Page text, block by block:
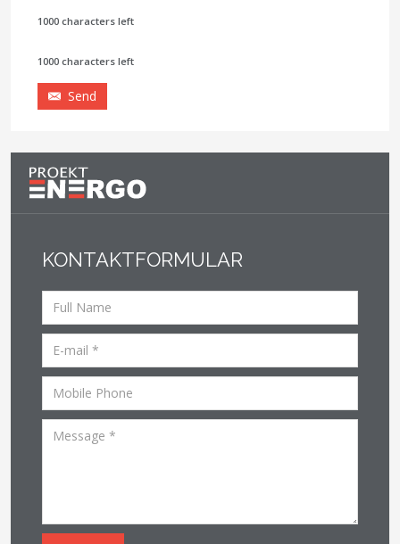
1000 characters left
1000 characters left
Send
KONTAKTFORMULAR